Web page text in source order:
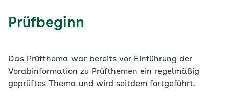
Prüfbeginn
Das Prüfthema war bereits vor Einführung der
Vorabinformation zu Prüfthemen ein regelmäßig
geprüftes Thema und wird seitdem fortgeführt.